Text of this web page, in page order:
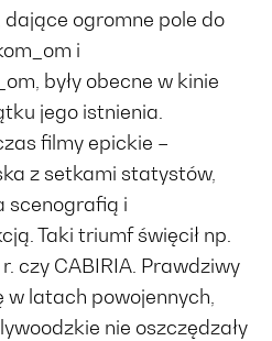
dające ogromne pole do
i
były obecne w kinie
jego istnienia.
filmy epickie –
z setkami statystów,
scenografią i
Taki triumf święcił np.
r. czy CABIRIA. Prawdziwy
w latach powojennych,
nie oszczędzały